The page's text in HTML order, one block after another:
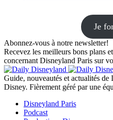
Je
Abonnez-vous à notre newsletter!
Recevez les meilleurs bons plans
concernant Disneyland Paris sur
Guide, nouveautés et actualités
Disney. Fièrement géré par une
Disneyland Paris
Podcast